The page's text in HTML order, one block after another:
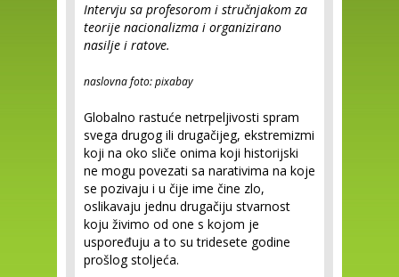
Intervju sa profesorom i stručnjakom za
teorije nacionalizma i organizirano
nasilje i ratove.
naslovna foto: pixabay
Globalno rastuće netrpeljivosti spram
svega drugog ili drugačijeg, ekstremizmi
koji na oko sliče onima koji historijski
ne mogu povezati sa narativima na koje
se pozivaju i u čije ime čine zlo,
oslikavaju jednu drugačiju stvarnost
koju živimo od one s kojom je
uspoređuju a to su tridesete godine
prošlog stoljeća.